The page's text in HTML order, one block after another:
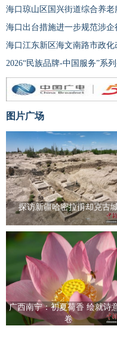
海口琼山区国兴街道综合养
海口出台措施进一步规范涉企
海口江东新区海文南路市政
2026“民族品牌-中国服务”系
图片广场
探访新疆哈密拉甫却克古
广西南宁：初夏荷香 绘就诗
卷